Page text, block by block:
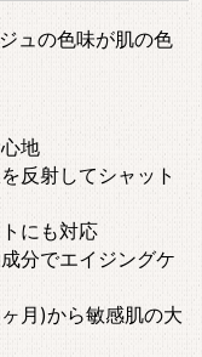
ュの色味が肌の色
地
反射してシャット
にも対応
分でエイジングケ
月)から敏感肌の大